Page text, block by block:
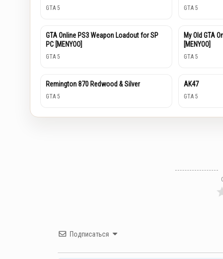
GTA 5 GTA 5
GTA Online PS3 Weapon Loadout for SP
PC [MENYOO]
GTA 5
My Old GTA
[MENYOO]
GTA 5
Remington 870 Redwood & Silver
GTA 5
AK47
GTA 5
Подписаться